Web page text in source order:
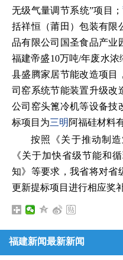
无级气量调节系统”项目；
括祥恒（莆田）包装有限
品有限公司国圣食品产业
福建帝盛10万吨/年废水
县盛腾家居节能改造项目
司窑系统节能装置升级改
公司窑头篦冷机等设备技
标项目为三明 阿福硅材料
按照《关于推动制
《关于加快省级节能和
知》等要求，我省将对省
更新提标项目进行相应奖补
福建新闻最新新闻